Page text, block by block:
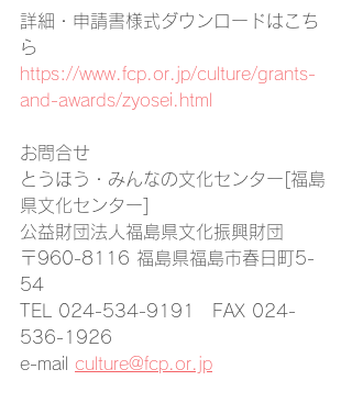
詳細・申請書様式ダウンロードはこち
ら
https://www.fcp.or.jp/culture/grants-
and-awards/zyosei.html
お問合せ
とうほう・みんなの文化センター[福島
県文化センター]
公益財団法人福島県文化振興財団
〒960-8116 福島県福島市春日町5-
54
TEL 024-534-9191　FAX 024-
536-1926
e-mail culture@fcp.or.jp